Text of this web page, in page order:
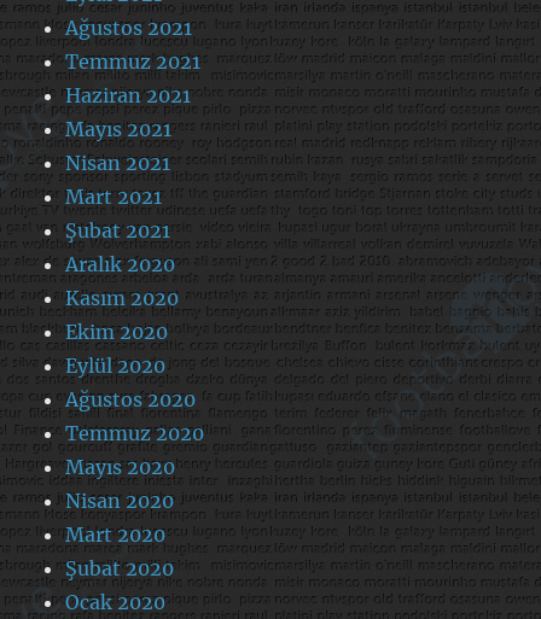
Ağustos 2021
Temmuz 2021
Haziran 2021
Mayıs 2021
Nisan 2021
Mart 2021
Şubat 2021
Aralık 2020
Kasım 2020
Ekim 2020
Eylül 2020
Ağustos 2020
Temmuz 2020
Mayıs 2020
Nisan 2020
Mart 2020
Şubat 2020
Ocak 2020